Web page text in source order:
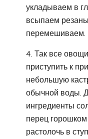
укладываем в
всыпаем
перемешиваем.
4. Так все
приступить к
небольшую
обычной воды.
ингредиенты
перец
растолочь в